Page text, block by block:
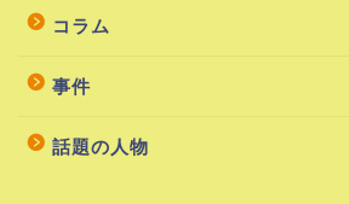
コラム
事件
話題の人物